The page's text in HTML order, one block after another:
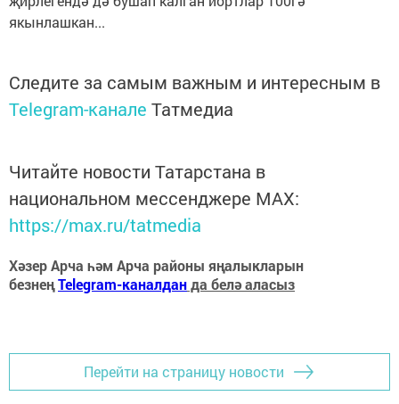
якынлашкан...
Следите за самым важным и интересным в
Telegram-канале Татмедиа
Читайте новости Татарстана в
национальном мессенджере MАХ:
https://max.ru/tatmedia
Хәзер Арча һәм Арча районы яңалыкларын
безнеңTelegram-каналданда белә аласыз
Перейти на страницу новости